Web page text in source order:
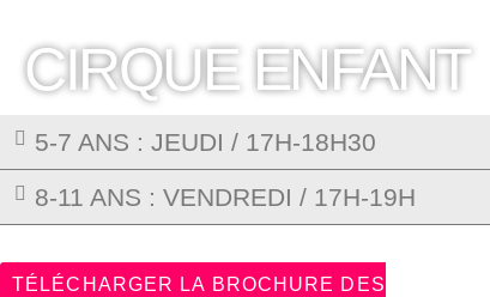
CIRQUE ENFANT
5-7 ANS : JEUDI / 17H-18H30
8-11 ANS : VENDREDI / 17H-19H
TÉLÉCHARGER LA BROCHURE DES